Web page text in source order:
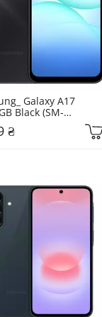
Galaxy A17
Black (SM-
₴